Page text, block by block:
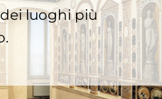
luoghi più